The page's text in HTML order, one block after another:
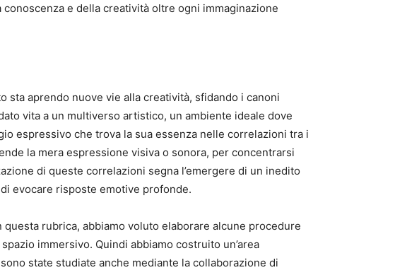
e della creatività oltre ogni immaginazione
sta aprendo nuove vie alla creatività, sfidando i canoni
vita a un multiverso artistico, un ambiente ideale dove
espressivo che trova la sua essenza nelle correlazioni tra i
la mera espressione visiva o sonora, per concentrarsi
di queste correlazioni segna l’emergere di un inedito
evocare risposte emotive profonde.
rubrica, abbiamo voluto elaborare alcune procedure
immersivo. Quindi abbiamo costruito un’area
state studiate anche mediante la collaborazione di